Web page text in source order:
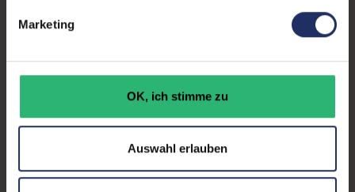
Marketing
OK, ich stimme zu
Auswahl erlauben
Partnerprogramm: Ja
4255867571330
Gewicht: 1,48 kg